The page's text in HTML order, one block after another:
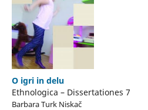
O igri in delu
Ethnologica – Dissertationes 7
Barbara Turk Niskač